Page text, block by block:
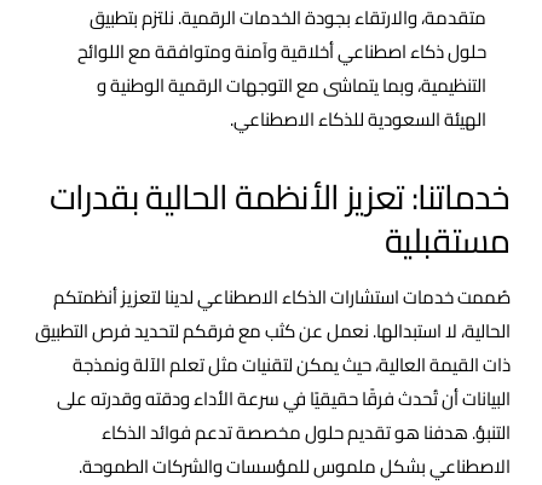
متقدمة، والارتقاء بجودة الخدمات الرقمية. نلتزم بتطبيق
حلول ذكاء اصطناعي أخلاقية وآمنة ومتوافقة مع اللوائح
التنظيمية، وبما يتماشى مع التوجهات الرقمية الوطنية و
الهيئة السعودية للذكاء الاصطناعي.
خدماتنا: تعزيز الأنظمة الحالية بقدرات
مستقبلية
صُممت خدمات استشارات الذكاء الاصطناعي لدينا لتعزيز أنظمتكم
الحالية، لا استبدالها. نعمل عن كثب مع فرقكم لتحديد فرص التطبيق
ذات القيمة العالية، حيث يمكن لتقنيات مثل تعلم الآلة ونمذجة
البيانات أن تُحدث فرقًا حقيقيًا في سرعة الأداء ودقته وقدرته على
التنبؤ. هدفنا هو تقديم حلول مخصصة تدعم فوائد الذكاء
الاصطناعي بشكل ملموس للمؤسسات والشركات الطموحة.